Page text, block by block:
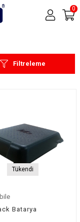
0
Filtreleme
Tükendi
Batarya